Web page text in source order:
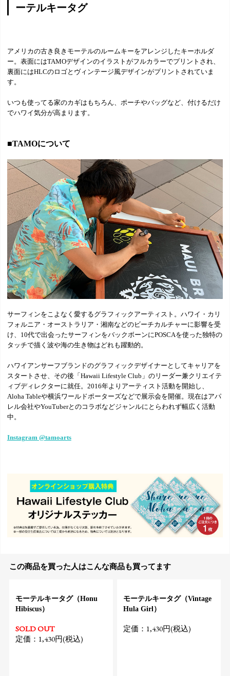
ーテルキータグ
アメリカの古き良きモーテルのルームキーをアレンジしたキーホルダ
ー。表面にはTAMOデザインのイラストがフルカラーでプリントされ、
裏面にはHLCのロゴとヴィンテージ風デザインがプリントされていま
す。
いつも使ってる家のカギはもちろん、ポーチやバッグなど、付けるだけ
でハワイ気分が高まります。
■TAMOについて
サーフィンをこよなく愛するグラフィックアーティスト。ハワイ・カリ
フォルニア・オーストラリア・湘南などのビーチカルチャーに影響を受
け、10代で出会ったサーフィンをバックボーンにPOSCAを使った独特の
タッチで描く波や海の生き物はどれも躍動的。
ハワイアンサーフブランドのグラフィックデザイナーとしてキャリアを
スタートさせ、その後「Hawaii Lifestyle Club」のリーダー兼クリエイテ
ィブディレクターに就任。2016年よりアーティスト活動を開始し、
Aloha Tableや横浜ワールドポーターズなどで展示会を開催。現在はアパ
レル会社やYouTuberとのコラボなどジャンルにとらわれず幅広く活動
中。
Instagram @tamoarts
この商品を買った人はこんな商品も買ってます
モーテルキータグ（Honu
Hibiscus）
SOLD OUT
定価：1,430円(税込)
モーテルキータグ（Vintage
Hula Girl）
定価：1,430円(税込)